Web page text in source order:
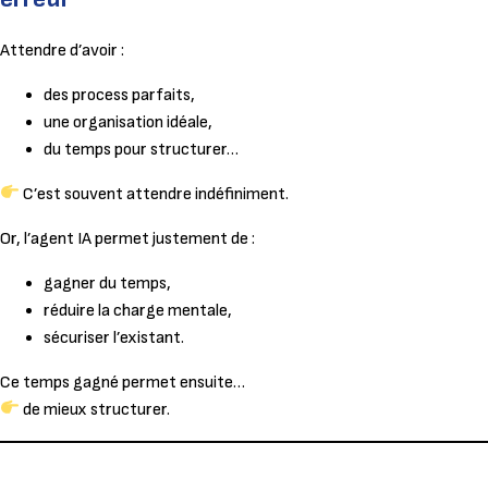
Attendre d’avoir :
des process parfaits,
une organisation idéale,
du temps pour structurer…
C’est souvent attendre indéfiniment.
Or, l’agent IA permet justement de :
gagner du temps,
réduire la charge mentale,
sécuriser l’existant.
Ce temps gagné permet ensuite…
de mieux structurer.